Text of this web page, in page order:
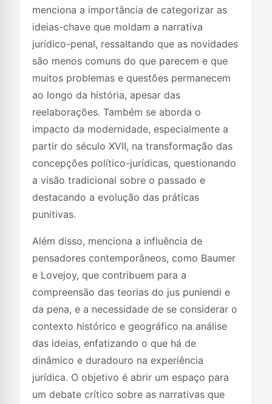
menciona a importância de categorizar as
ideias-chave que moldam a narrativa
jurídico-penal, ressaltando que as novidades
são menos comuns do que parecem e que
muitos problemas e questões permanecem
ao longo da história, apesar das
reelaborações. Também se aborda o
impacto da modernidade, especialmente a
partir do século XVII, na transformação das
concepções político-jurídicas, questionando
a visão tradicional sobre o passado e
destacando a evolução das práticas
punitivas.
Além disso, menciona a influência de
pensadores contemporâneos, como Baumer
e Lovejoy, que contribuem para a
compreensão das teorias do jus puniendi e
da pena, e a necessidade de se considerar o
contexto histórico e geográfico na análise
das ideias, enfatizando o que há de
dinâmico e duradouro na experiência
jurídica. O objetivo é abrir um espaço para
um debate crítico sobre as narrativas que